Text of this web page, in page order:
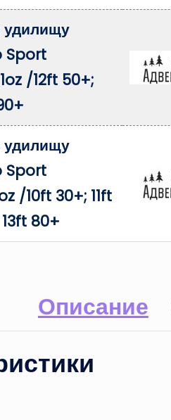
удилищу
Sport
/12ft 50+;
удилищу
Sport
/10ft 30+; 11ft
80+
Описание